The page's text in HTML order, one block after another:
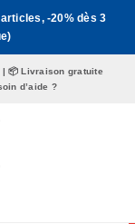
-20% dès 3
📦 Livraison gratuite
d’aide ?